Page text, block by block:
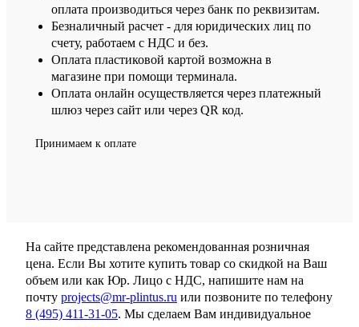
оплата производиться через банк по реквизитам.
Безналичный расчет - для юридических лиц по
счету, работаем с НДС и без.
Оплата пластиковой картой возможна в
магазине при помощи терминала.
Оплата онлайн осуществляется через платежный
шлюз через сайт или через QR код.
Принимаем к оплате
На сайте представлена рекомендованная розничная
цена. Если Вы хотите купить товар со скидкой на Ваш
объем или как Юр. Лицо с НДС, напишите нам на
почту projects@mr-plintus.ru или позвоните по телефону
8 (495) 411-31-05. Мы сделаем Вам индивидуальное